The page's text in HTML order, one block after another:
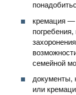
кремация —
семейной
документы,
или